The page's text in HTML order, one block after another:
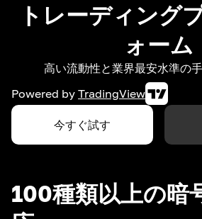
トレーディング
ォーム
高い流動性と業界最安水準の
Powered by TradingView
今すぐ試す
100種類以上の暗